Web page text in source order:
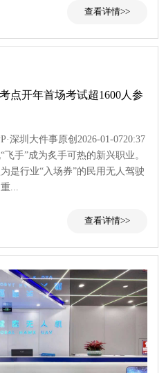
查
点开年首场考试超1600人参
深圳大件事原创2026-01-0720:37
手”成为炙手可热的新兴职业。
是行业“入场券”的民用无人驾驶
...